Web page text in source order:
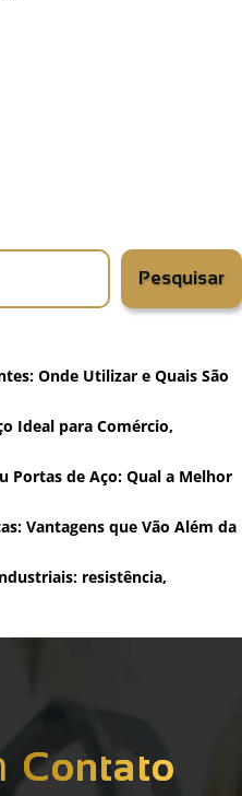
Pesquisar
Onde Utilizar e Quais São
Ideal para Comércio,
Portas de Aço: Qual a Melhor
Vantagens que Vão Além da
resistência,
Contato